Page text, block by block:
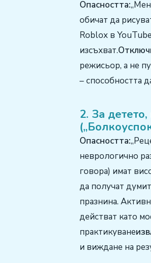
Опасността:
обичат да
Roblox в
изсъхват.
режисьор, а не
– способността
2. За
Опасността:
неврологично
говора) имат
да получат
празнина.
действат като
практикуване
и виждане на